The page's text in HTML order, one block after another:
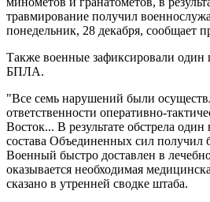
травмирование получил
понедельник, 28 декабря, сообщает
Также военные зафиксировали один
БПЛА.
"Все семь нарушений были
ответственности оперативно-
Восток... В результате обстрела
состава Объединенных сил получил
Военный быстро доставлен в
оказывается необходимая
сказано в утренней сводке штаба.